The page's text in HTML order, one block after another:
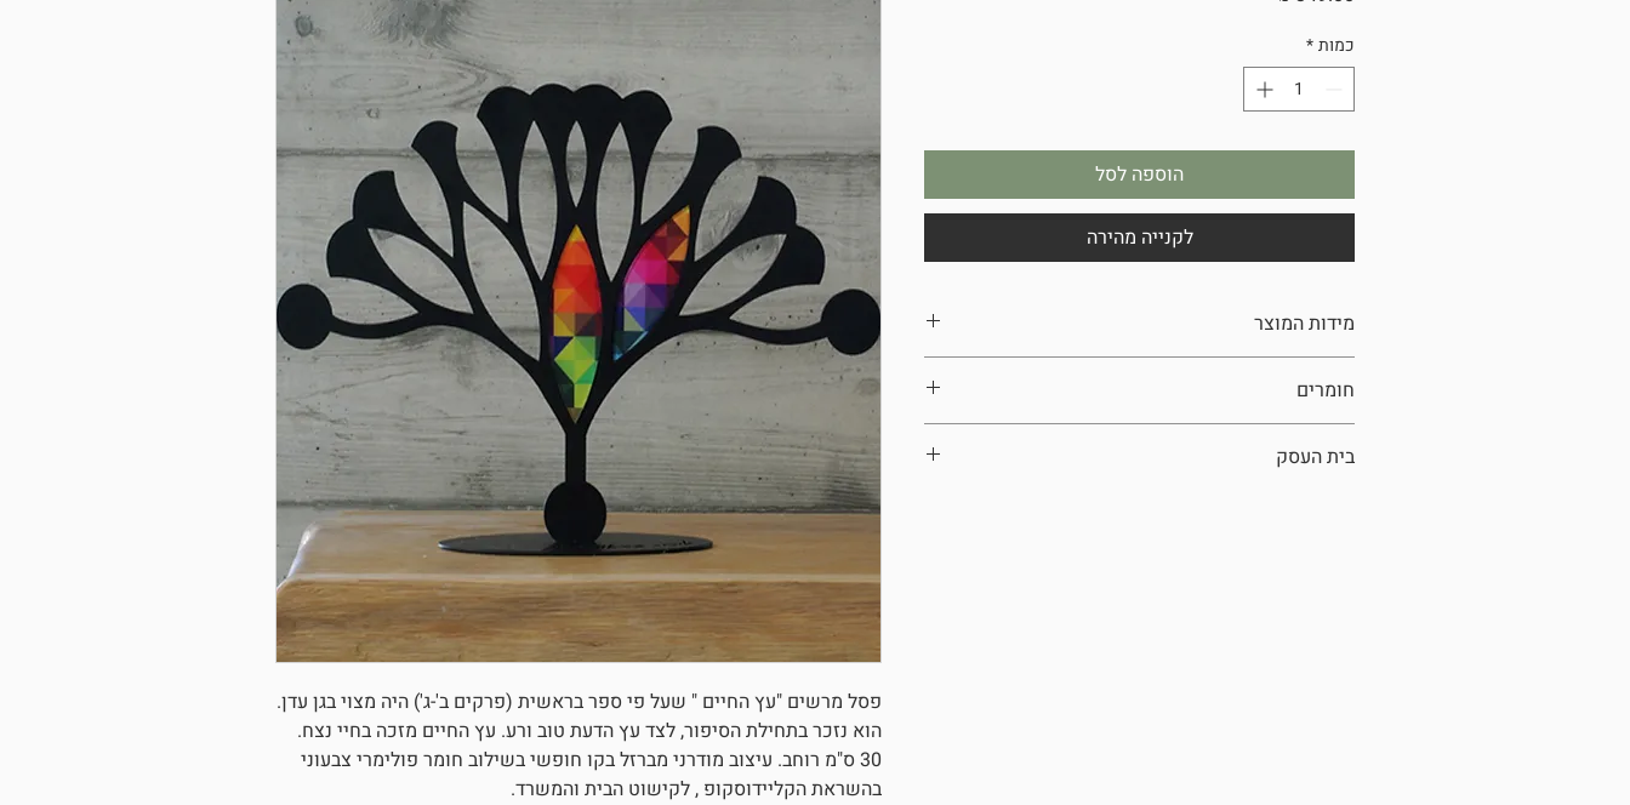
פסל מרשים "עץ החיים " שעל פי ספר בראשית (פרקים ב'-ג') היה מצוי בגן עדן.
הוא נזכר בתחילת הסיפור, לצד עץ הדעת טוב ורע. עץ החיים מזכה בחיי נצח.
30 ס"מ רוחב. עיצוב מודרני מברזל בקו חופשי בשילוב חומר פולימרי צבעוני
בהשראת הקליידוסקופ , לקישוט הבית והמשרד.
כמות*
הוספה לסל
לקנייה מהירה
מידות המוצר
חומרים
בית העסק